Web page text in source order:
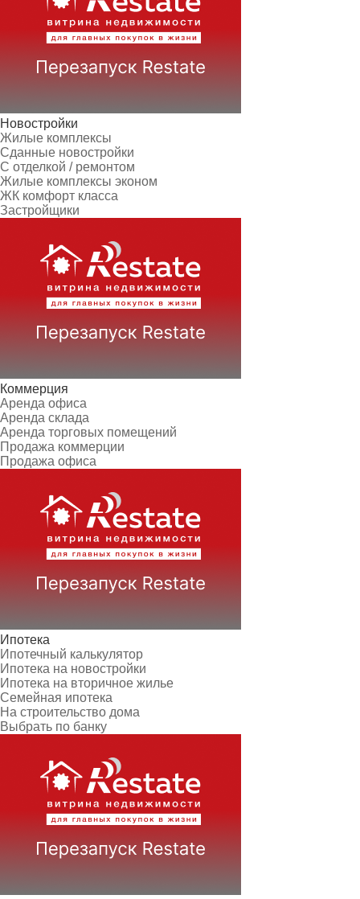
Новостройки
Жилые комплексы
Сданные новостройки
С отделкой / ремонтом
Жилые комплексы эконом
ЖК комфорт класса
Застройщики
Коммерция
Аренда офиса
Аренда склада
Аренда торговых помещений
Продажа коммерции
Продажа офиса
Ипотека
Ипотечный калькулятор
Ипотека на новостройки
Ипотека на вторичное жилье
Семейная ипотека
На строительство дома
Выбрать по банку